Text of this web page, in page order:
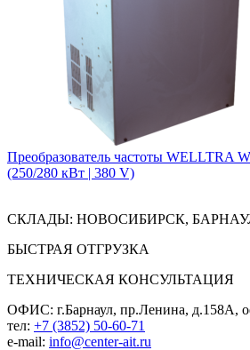
Преобразователь частоты WELLTRA
(250/280 кВт | 380 V)
СКЛАДЫ: НОВОСИБИРСК,
БЫСТРАЯ ОТГРУЗКА
ТЕХНИЧЕСКАЯ КОНСУЛЬТАЦИЯ
ОФИС: г.Барнаул, пр.Ленина, д.158А,
тел: +7 (3852) 50-60-71
e-mail: info@center-ait.ru